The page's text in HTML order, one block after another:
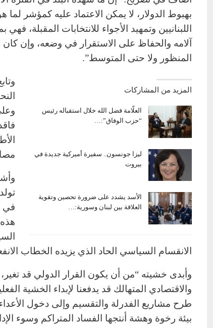
بهبوط الدولار، لا يمكن الاعتماد عليه كمؤشر
اللبنانيين وتمهيد الأجواء للانتخابات
آلامه والحفاظ على الاستقرار في وضعه، وإن
المنظور ولا حتى المتوسط”.
المزيد من المشاركات
العلّامة فضل الله خلال استقباله رئيس
“حزب الوفاق”:…
ليزا جونسون.. سفيرة أميركية جديدة في
بيروت
الأسد يشدد على ضرورة تحصين وتقوية
العلاقة بين لبنان وسورية:…
في
الانقسام السياسي الحاد الذي يزيده الخطاب
وأبدى خشيته “من أن يكون القرار الدولي قد
والاقتصادي المتهالك قد يدفعنا لإبداء الخشية
طرح مشاريع الفدرلة والتقسيم وإلى دخول
بيئة رخوة وهشة أنتجها الفساد المتراكم وسوء